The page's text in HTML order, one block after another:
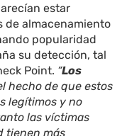
estar
de almacenamiento
popularidad
su detección, tal
Point. “Los
hecho de que estos
legítimos y no
las víctimas
tienen más